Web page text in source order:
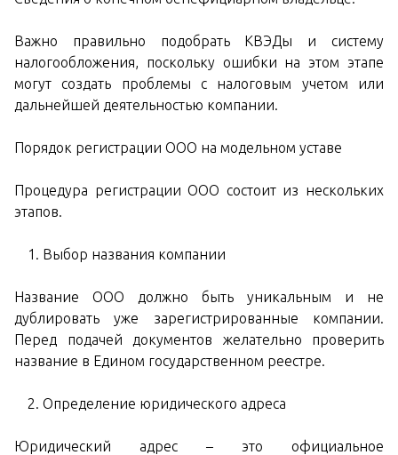
Важно правильно подобрать КВЭДы и систему
налогообложения, поскольку ошибки на этом этапе
могут создать проблемы с налоговым учетом или
дальнейшей деятельностью компании.
Порядок регистрации ООО на модельном уставе
Процедура регистрации ООО состоит из нескольких
этапов.
Выбор названия компании
Название ООО должно быть уникальным и не
дублировать уже зарегистрированные компании.
Перед подачей документов желательно проверить
название в Едином государственном реестре.
Определение юридического адреса
Юридический адрес – это официальное